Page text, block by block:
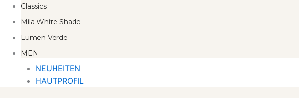
Classics
Mila White Shade
Lumen Verde
MEN
NEUHEITEN
HAUTPROFIL